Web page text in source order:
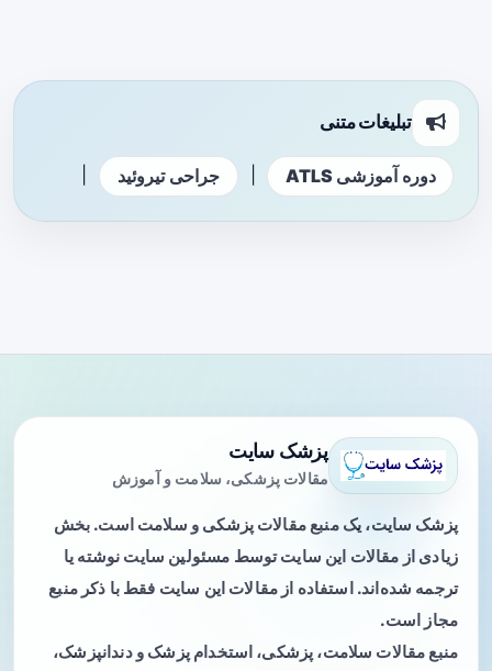
تبلیغات متنی
دوره آموزشی ATLS جراحی تیروئید
پزشک سایت
مقالات پزشکی، سلامت و آموزش
پزشک سایت، یک منبع مقالات پزشکی و سلامت است. بخش
زیادی از مقالات این سایت توسط مسئولین سایت نوشته یا
ترجمه شده‌اند. استفاده از مقالات این سایت فقط با ذکر منبع
مجاز است.
منبع مقالات سلامت، پزشکی، استخدام پزشک و دندانپزشک،